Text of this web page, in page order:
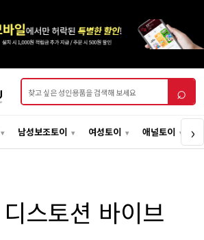
상품검색 ⌕
남성보조토이 여성토이 애널토이 ›
스토션 바이브